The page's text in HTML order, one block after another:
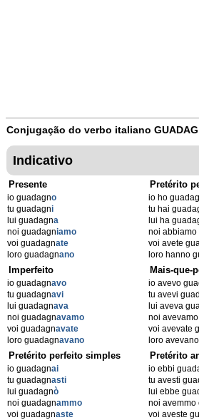
Conjugação do verbo italiano
Indicativo
Presente
io guadagno
tu guadagni
lui guadagna
noi guadagniamo
voi guadagnate
loro guadagnano
Pretérito
io ho
tu hai
lui ha
noi
voi avete
loro hanno
Imperfeito
io guadagnavo
tu guadagnavi
lui guadagnava
noi guadagnavamo
voi guadagnavate
loro guadagnavano
Mais-que-
io avevo
tu avevi
lui aveva
noi
voi avevate
loro
Pretérito perfeito simples
io guadagnai
tu guadagnasti
lui guadagnò
noi guadagnammo
voi guadagnaste
Pretérito
io ebbi
tu avesti
lui ebbe
noi avemmo
voi aveste